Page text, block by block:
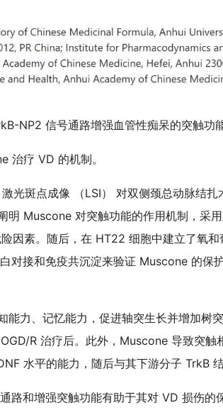
NP2 信号通路增强血管性痴呆的突触功
治疗 VD 的机制。
光斑点成像 （LSI） 对双侧颈总动脉结
明 Muscone 对突触功能的作用机制，采
因素。随后，在 HT22 细胞中建立了氧
对接和免疫共沉淀来验证 Muscone 的保
能力、记忆能力，促进轴突生长并增加树
R 治疗后。此外，Muscone 导致突触
水平的能力，随后与其下游分子 TrkB 结
路和增强突触功能有助于其对 VD 损伤的